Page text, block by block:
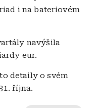
i na bateriovém
navýšila
eur.
detaily o svém
října.